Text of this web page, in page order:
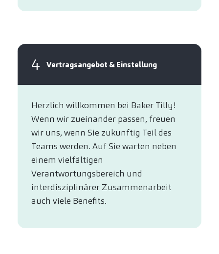
4 Vertragsangebot & Einstellung
Herzlich willkommen bei Baker Tilly!
Wenn wir zueinander passen, freuen
wir uns, wenn Sie zukünftig Teil des
Teams werden. Auf Sie warten neben
einem vielfältigen
Verantwortungsbereich und
interdisziplinärer Zusammenarbeit
auch viele Benefits.